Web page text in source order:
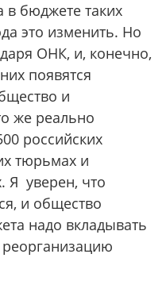
в бюджете таких
это изменить. Но
ОНК, и, конечно,
появятся
и
же реально
российских
тюрьмах и
Я уверен, что
и общество
надо вкладывать
реорганизацию